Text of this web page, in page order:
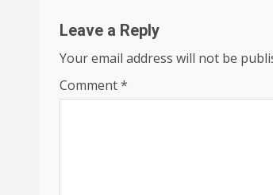
Leave a Reply
Your email address will not be
Comment*